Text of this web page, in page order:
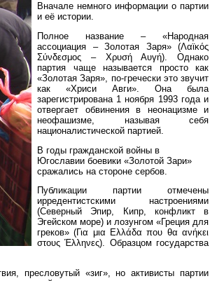
Вначале немного информации о партии
и её истории.
Полное название – «Народная
ассоциация – Золотая Заря» (Λαϊκός
Σύνδεσμος – Χρυσή Αυγή). Однако
партия чаще называется просто как
«Золотая Заря», по-гречески это звучит
как «Хриси Авги». Она была
зарегистрирована 1 ноября 1993 года и
отвергает обвинения в неонацизме и
неофашизме, называя себя
националистической партией.
В годы гражданской войны в
Югославии боевики «Золотой Зари»
сражались на стороне сербов.
Публикации партии отмечены
ирредентистскими настроениями
(Северный Эпир, Кипр, конфликт в
Эгейском море) и лозунгом «Греция для
греков» (Για μια Ελλάδα που θα ανήκει
στους Έλληνες). Образцом государства
пресловутый «зиг», но активисты партии